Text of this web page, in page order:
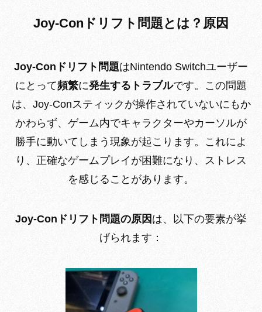
Joy-Conドリフト問題とは？原因
Joy-Conドリフト問題はNintendo Switchユーザー
にとって頻繁に発生するトラブルです。この問題
は、Joy-Conスティックが操作されていないにもか
かわらず、ゲーム内でキャラクターやカーソルが
勝手に動いてしまう現象が起こります。これによ
り、正確なゲームプレイが困難になり、ストレス
を感じることがあります。
Joy-Conドリフト問題の原因 は、以下の要素が挙
げられます：